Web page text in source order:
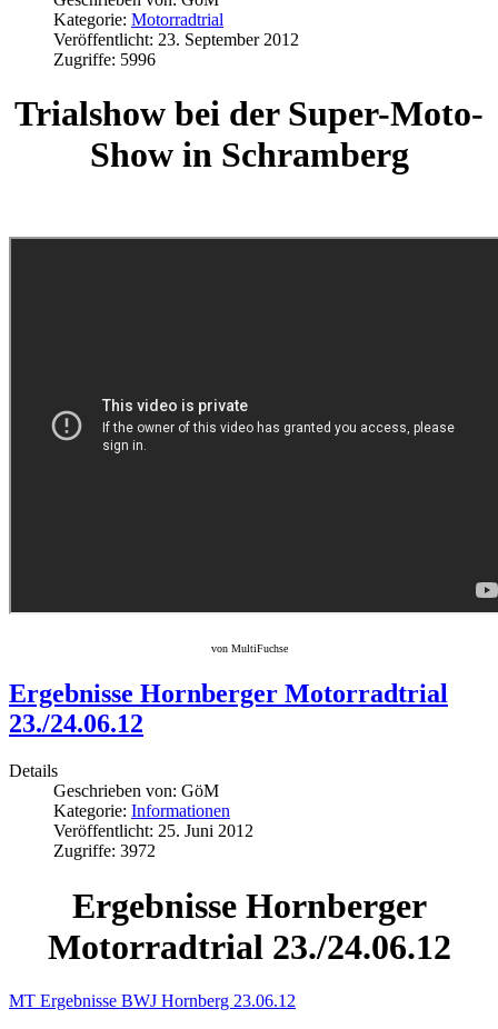
Kategorie: Motorradtrial
Veröffentlicht: 23. September 2012
Zugriffe: 5996
Trialshow bei der Super-Moto-
Show in Schramberg
von MultiFuchse
Ergebnisse Hornberger Motorradtrial
23./24.06.12
Details
Geschrieben von: GöM
Kategorie: Informationen
Veröffentlicht: 25. Juni 2012
Zugriffe: 3972
Ergebnisse Hornberger
Motorradtrial 23./24.06.12
MT Ergebnisse BWJ Hornberg 23.06.12